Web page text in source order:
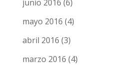
junio 2016 (6)
mayo 2016 (4)
abril 2016 (3)
marzo 2016 (4)